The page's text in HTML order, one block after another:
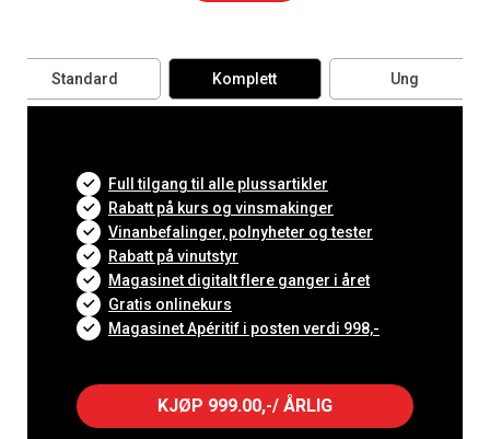
Standard Komplett Ung
Full tilgang til alle plussartikler
Rabatt på kurs og vinsmakinger
Vinanbefalinger, polnyheter og tester
Rabatt på vinutstyr
Magasinet digitalt flere ganger i året
Gratis onlinekurs
Magasinet Apéritif i posten verdi 998,-
KJØP 999.00,-/ ÅRLIG